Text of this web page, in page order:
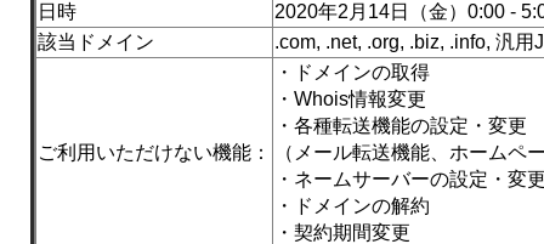
日時
2020年2月14日（金）0:00 -
該当ドメイン
.com, .net, .org, .biz, .info, 汎用
ご利用いただけない機能：
・ドメインの取得
・Whois情報変更
・各種転送機能の設定・変更
（メール転送機能、ホームペ
・ネームサーバーの設定・変
・ドメインの解約
・契約期間変更